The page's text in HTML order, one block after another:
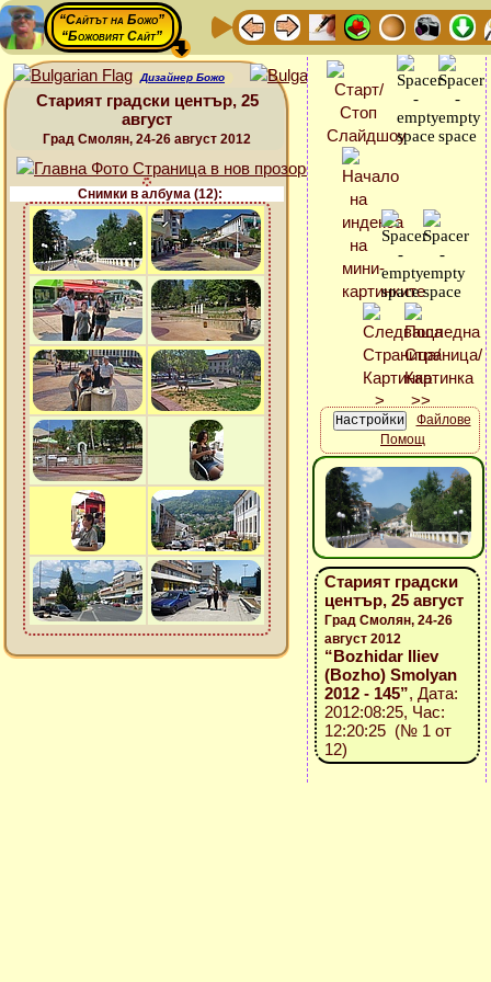
“Сайтът на Божо”
“Божовият Сайт”
Дизайнер Божо
Старият градски център, 25
август
Град Смолян, 24-26 август 2012
Снимки в албума (12):
Файлове
Помощ
Старият градски
център, 25 август
Град Смолян, 24-26
август 2012
“Bozhidar Iliev
(Bozho) Smolyan
2012 - 145”, Дата:
2012:08:25, Час:
12:20:25 (№ 1 от
12)